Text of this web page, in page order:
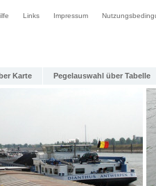
Links Impressum
Karte Pegelauswahl über Tabelle